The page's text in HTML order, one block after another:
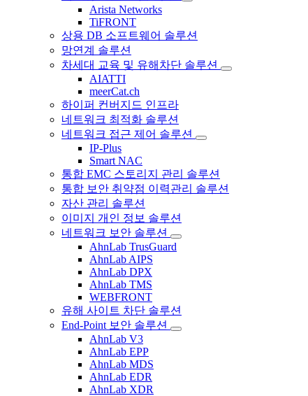
Arista Networks
TiFRONT
상용 DB 소프트웨어 솔루션
망연계 솔루션
차세대 교육 및 유해차단 솔루션
AIATTI
meerCat.ch
하이퍼 컨버지드 인프라
네트워크 최적화 솔루션
네트워크 접근 제어 솔루션
IP-Plus
Smart NAC
통합 EMC 스토리지 관리 솔루션
통합 보안 취약점 이력관리 솔루션
자산 관리 솔루션
이미지 개인 정보 솔루션
네트워크 보안 솔루션
AhnLab TrusGuard
AhnLab AIPS
AhnLab DPX
AhnLab TMS
WEBFRONT
유해 사이트 차단 솔루션
End-Point 보안 솔루션
AhnLab V3
AhnLab EPP
AhnLab MDS
AhnLab EDR
AhnLab XDR